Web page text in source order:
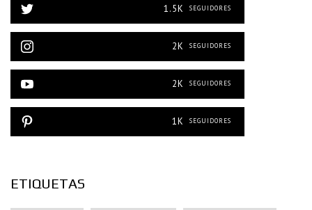
1.5K SEGUIDORES
2K SEGUIDORES
2K SEGUIDORES
1K SEGUIDORES
ETIQUETAS